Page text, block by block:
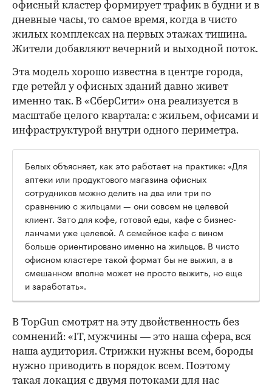
офисный кластер формирует трафик в будни и в
дневные часы, то самое время, когда в чисто
жилых комплексах на первых этажах тишина.
Жители добавляют вечерний и выходной поток.
Эта модель хорошо известна в центре города,
где ретейл у офисных зданий давно живет
именно так. В «СберСити» она реализуется в
масштабе целого квартала: с жильем, офисами и
инфраструктурой внутри одного периметра.
Белых объясняет, как это работает на практике: «Для
аптеки или продуктового магазина офисных
сотрудников можно делить на два или три по
сравнению с жильцами — они совсем не целевой
клиент. Зато для кофе, готовой еды, кафе с бизнес-
ланчами уже целевой. А семейное кафе с вином
больше ориентировано именно на жильцов. В чисто
офисном кластере такой формат бы не выжил, а в
смешанном вполне может не просто выжить, но еще
и заработать».
В TopGun смотрят на эту двойственность без
сомнений: «IT, мужчины — это наша сфера, вся
наша аудитория. Стрижки нужны всем, бороды
нужно приводить в порядок всем. Поэтому
такая локация с двумя потоками для нас